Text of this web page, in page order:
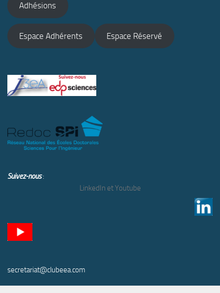
Adhésions
Espace Adhérents Espace Réservé
Suivez-nous:
LinkedIn et Youtube
secretariat@clubeea.com